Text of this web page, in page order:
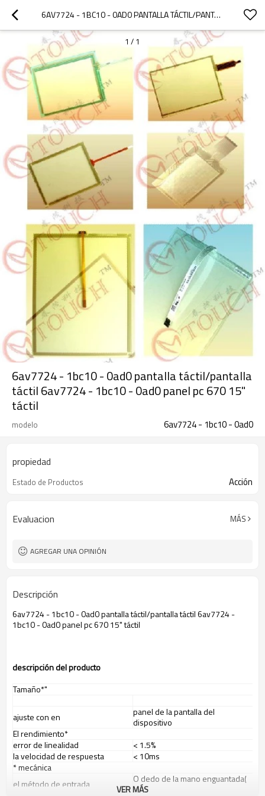
6AV7724 - 1BC10 - 0AD0 PANTALLA TÁCTIL/PANTALLA TÁCTIL 6AV7724 - 1BC10 - 0AD0 PANEL PC 670 15" TÁCTIL
1 / 1
6av7724 - 1bc10 - 0ad0 pantalla táctil/pantalla
táctil 6av7724 - 1bc10 - 0ad0 panel pc 670 15"
táctil
modelo 6av7724 - 1bc10 - 0ad0
propiedad
Estado de Productos Acción
Evaluacion MÁS
AGREGAR UNA OPINIÓN
Descripción
6av7724 - 1bc10 - 0ad0 pantalla táctil/pantalla táctil 6av7724 -
1bc10 - 0ad0 panel pc 670 15" táctil
descripción del producto
Tamaño*"
ajuste con en
panel de la pantalla del
dispositivo
El rendimiento*
error de linealidad
< 1.5%
la velocidad de respuesta
< 10ms
* mecánica
el método de entrada
O dedo de la mano enguantada(
de goma, tela o de cuero)
VER MÁS